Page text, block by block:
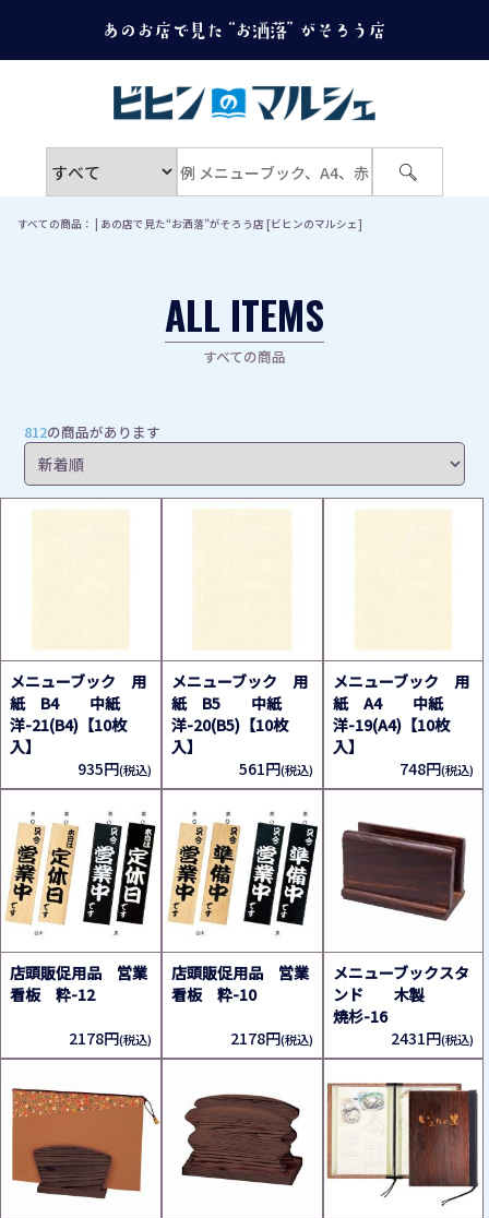
すべての商品： | あの店で見た“お洒落”がそろう店 [ビヒンのマルシェ]
ALL ITEMS
すべての商品
812の商品があります
メニューブック 用
紙 B4 中紙
洋-21(B4)【10枚
入】
935円(税込)
メニューブック 用
紙 B5 中紙
洋-20(B5)【10枚
入】
561円(税込)
メニューブック 用
紙 A4 中紙
洋-19(A4)【10枚
入】
748円(税込)
店頭販促用品 営業
看板 粋-12
2178円(税込)
店頭販促用品 営業
看板 粋-10
2178円(税込)
メニューブックスタ
ンド 木製
焼杉-16
2431円(税込)